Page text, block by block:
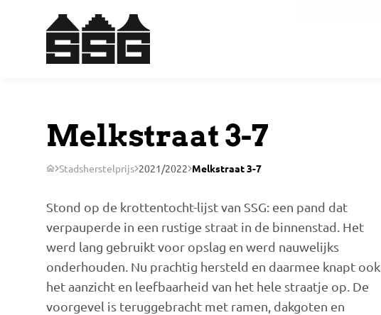
Melkstraat 3-7
Stadsherstelprijs 2021/2022 Melkstraat 3-7
Stond op de krottentocht-lijst van SSG: een pand dat
verpauperde in een rustige straat in de binnenstad. Het
werd lang gebruikt voor opslag en werd nauwelijks
onderhouden. Nu prachtig hersteld en daarmee knapt ook
het aanzicht en leefbaarheid van het hele straatje op. De
voorgevel is teruggebracht met ramen, dakgoten en